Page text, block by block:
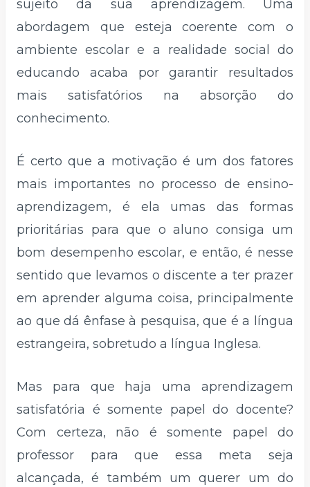
sujeito da sua aprendizagem. Uma
abordagem que esteja coerente com o
ambiente escolar e a realidade social do
educando acaba por garantir resultados
mais satisfatórios na absorção do
conhecimento.
É certo que a motivação é um dos fatores
mais importantes no processo de ensino-
aprendizagem, é ela umas das formas
prioritárias para que o aluno consiga um
bom desempenho escolar, e então, é nesse
sentido que levamos o discente a ter prazer
em aprender alguma coisa, principalmente
ao que dá ênfase à pesquisa, que é a língua
estrangeira, sobretudo a língua Inglesa.
Mas para que haja uma aprendizagem
satisfatória é somente papel do docente?
Com certeza, não é somente papel do
professor para que essa meta seja
alcançada, é também um querer um do